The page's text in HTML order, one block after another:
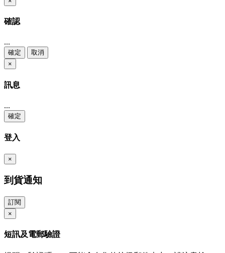
確認
...
確定
取消
×
訊息
...
確定
登入
×
到貨通知
訂閱
×
短訊及電郵驗證